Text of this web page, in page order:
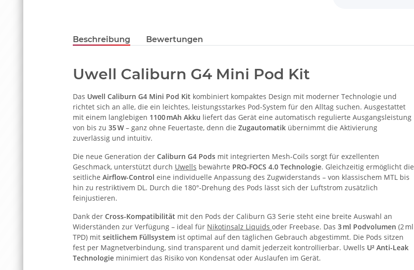
Beschreibung Bewertungen
Uwell Caliburn G4 Mini Pod Kit
Das Uwell Caliburn G4 Mini Pod Kit kombiniert kompaktes Design mit moderner Technologie und
richtet sich an alle, die ein leichtes, leistungsstarkes Pod-System für den Alltag suchen. Ausgestattet
mit einem langlebigen 1100 mAh Akku liefert das Gerät eine automatisch regulierte Ausgangsleistung
von bis zu 35 W – ganz ohne Feuertaste, denn die Zugautomatik übernimmt die Aktivierung
zuverlässig und intuitiv.
Die neue Generation der Caliburn G4 Pods mit integrierten Mesh-Coils sorgt für exzellenten
Geschmack, unterstützt durch Uwells bewährte PRO‑FOCS 4.0 Technologie. Gleichzeitig ermöglicht die
seitliche Airflow-Control eine individuelle Anpassung des Zugwiderstands – von klassischem MTL bis
hin zu restriktivem DL. Durch die 180°-Drehung des Pods lässt sich der Luftstrom zusätzlich
feinjustieren.
Dank der Cross-Kompatibilität mit den Pods der Caliburn G3 Serie steht eine breite Auswahl an
Widerständen zur Verfügung – ideal für Nikotinsalz Liquids oder Freebase. Das 3 ml Podvolumen (2 ml
TPD) mit seitlichem Füllsystem ist optimal auf den täglichen Gebrauch abgestimmt. Die Pods sitzen
fest per Magnetverbindung, sind transparent und damit jederzeit kontrollierbar. Uwells U² Anti-Leak
Technologie minimiert das Risiko von Kondensat oder Auslaufen im Gerät.